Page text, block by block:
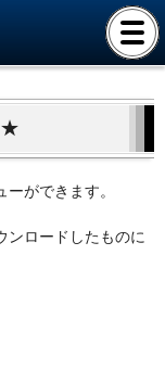
★
ができます。
ロードしたものに